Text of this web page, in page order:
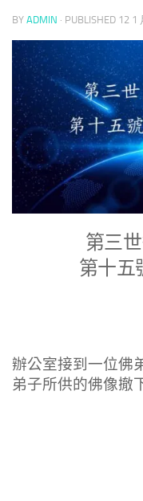
BY ADMIN · PUBLISHED 12 1
第三
第十五
辦公室接到一位佛
弟子所供的佛像撤